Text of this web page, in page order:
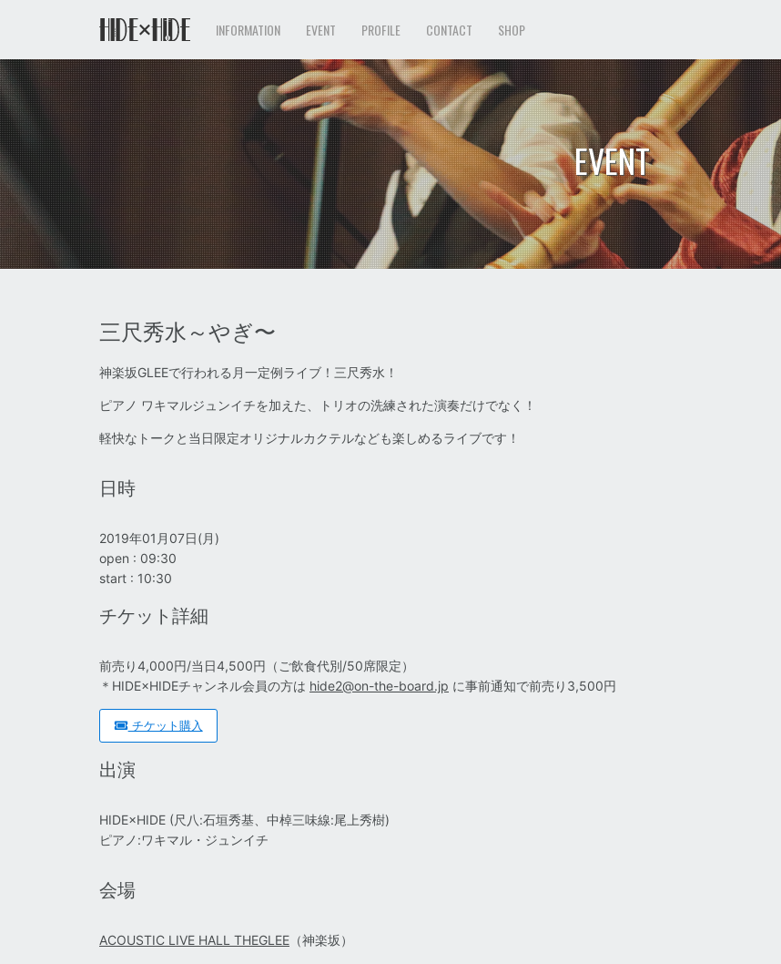
INFORMATION EVENT PROFILE CONTACT SHOP
EVENT
三尺秀水～やぎ〜
神楽坂GLEEで行われる月一定例ライブ！三尺秀水！
ピアノ ワキマルジュンイチを加えた、トリオの洗練された演奏だけでなく！
軽快なトークと当日限定オリジナルカクテルなども楽しめるライブです！
日時
2019年01月07日(月)
open : 09:30
start : 10:30
チケット詳細
前売り4,000円/当日4,500円 （ご飲食代別/50席限定）
＊HIDE×HIDEチャンネル会員の方は hide2@on-the-board.jp に事前通知で前売り3,500円
チケット購入
出演
HIDE×HIDE (尺八:石垣秀基、中棹三味線:尾上秀樹)
ピアノ:ワキマル・ジュンイチ
会場
ACOUSTIC LIVE HALL THEGLEE （神楽坂）